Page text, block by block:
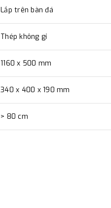
Lắp trên bàn đá
Thép không gỉ
1160 x 500 mm
340 x 400 x 190 mm
> 80 cm